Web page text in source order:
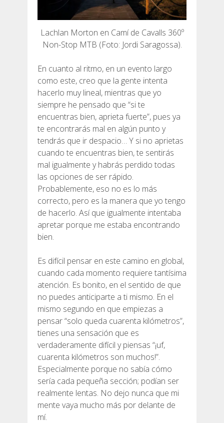
Lachlan Morton en Camí de Cavalls 360º
Non-Stop MTB (Foto: Jordi Saragossa).
En cuanto al ritmo, en un evento largo
como este, creo que la gente intenta
hacerlo muy lineal, mientras que yo
siempre he pensado que “si te
encuentras bien, aprieta fuerte”, pues ya
te encontrarás mal en algún punto y
tendrás que ir despacio… Y si no aprietas
cuando te encuentras bien, te sentirás
mal igualmente y habrás perdido todas
las opciones de ser rápido.
Probablemente, eso no es lo más
correcto, pero es la manera que yo tengo
de hacerlo. Así que igualmente intentaba
apretar porque me estaba encontrando
bien.
Es difícil pensar en este camino en global,
cuando cada momento requiere tantísima
atención. Es bonito, en el sentido de que
no puedes anticiparte a ti mismo. En el
mismo segundo en que empiezas a
pensar “solo queda cuarenta kilómetros”,
tienes una sensación que es
verdaderamente difícil y piensas “¡uf,
cuarenta kilómetros son muchos!”.
Especialmente porque no sabía cómo
sería cada pequeña sección; podían ser
realmente lentas. No dejo nunca que mi
mente vaya mucho más por delante de
mí.